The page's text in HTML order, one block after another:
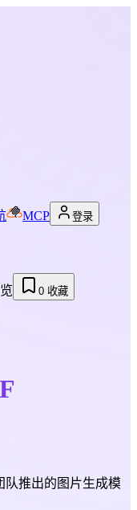
MCP
登录
0 收藏
队推出的图片生成模